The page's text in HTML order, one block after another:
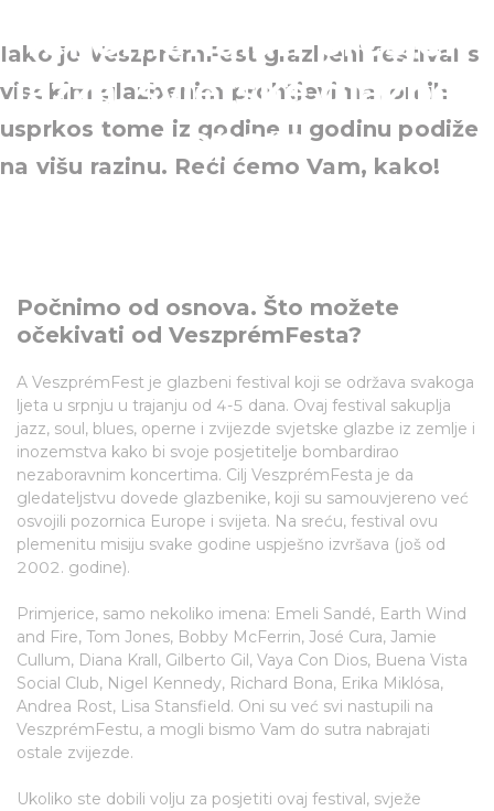
fenomenalan presjek
jazza, svjetske glazbe i
opere
Iako je VeszprémFest glazbeni festival s
visokim glazbenim prohtjevima, on ih
usprkos tome iz godine u godinu podiže
na višu razinu. Reći ćemo Vam, kako!
Počnimo od osnova. Što možete
očekivati od VeszprémFesta?
A VeszprémFest je glazbeni festival koji se održava svakoga
ljeta u srpnju u trajanju od 4-5 dana. Ovaj festival sakuplja
jazz, soul, blues, operne i zvijezde svjetske glazbe iz zemlje i
inozemstva kako bi svoje posjetitelje bombardirao
nezaboravnim koncertima. Cilj VeszprémFesta je da
gledateljstvu dovede glazbenike, koji su samouvjereno već
osvojili pozornica Europe i svijeta. Na sreću, festival ovu
plemenitu misiju svake godine uspješno izvršava (još od
2002. godine).
Primjerice, samo nekoliko imena: Emeli Sandé, Earth Wind
and Fire, Tom Jones, Bobby McFerrin, José Cura, Jamie
Cullum, Diana Krall, Gilberto Gil, Vaya Con Dios, Buena Vista
Social Club, Nigel Kennedy, Richard Bona, Erika Miklósa,
Andrea Rost, Lisa Stansfield. Oni su već svi nastupili na
VeszprémFestu, a mogli bismo Vam do sutra nabrajati
ostale zvijezde.
Ukoliko ste dobili volju za posjetiti ovaj festival, svježe